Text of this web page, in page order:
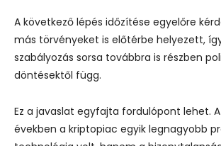
A következő lépés időzítése egyelőre
más törvényeket is előtérbe helyezett,
szabályozás sorsa továbbra is részben
döntésektől függ.
Ez a javaslat egyfajta fordulópont lehet.
években a kriptopiac egyik legnagyobb